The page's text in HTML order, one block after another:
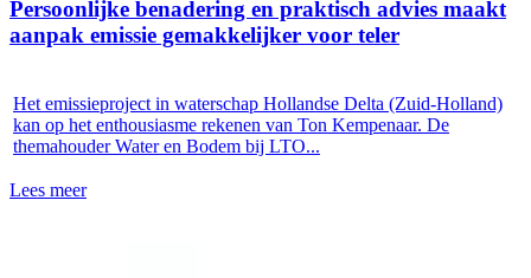
Persoonlijke benadering en praktisch advies maakt
aanpak emissie gemakkelijker voor teler
Het emissieproject in waterschap Hollandse Delta (Zuid-Holland)
kan op het enthousiasme rekenen van Ton Kempenaar. De
themahouder Water en Bodem bij LTO...
Lees meer